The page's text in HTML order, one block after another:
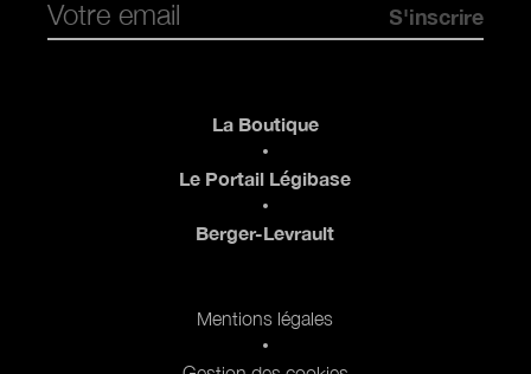
La Boutique
Le Portail Légibase
Berger-Levrault
Mentions légales